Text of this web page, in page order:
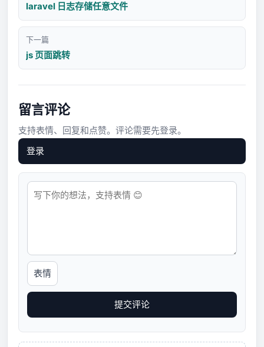
laravel 日志存储任意文件
下一篇
js 页面跳转
留言评论
支持表情、回复和点赞。评论需要先登录。
登录
表情
提交评论